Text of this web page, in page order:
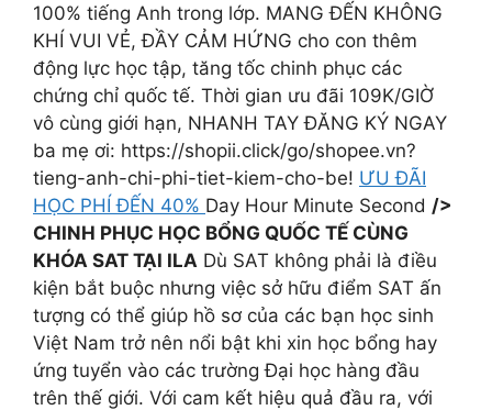
100% tiếng Anh trong lớp. MANG ĐẾN KHÔNG
KHÍ VUI VẺ, ĐẦY CẢM HỨNG cho con thêm
động lực học tập, tăng tốc chinh phục các
chứng chỉ quốc tế. Thời gian ưu đãi 109K/GIỜ
vô cùng giới hạn, NHANH TAY ĐĂNG KÝ NGAY
ba mẹ ơi: https://shopii.click/go/shopee.vn?
tieng-anh-chi-phi-tiet-kiem-cho-be! ƯU ĐÃI
HỌC PHÍ ĐẾN 40% Day Hour Minute Second />
CHINH PHỤC HỌC BỔNG QUỐC TẾ CÙNG
KHÓA SAT TẠI ILA Dù SAT không phải là điều
kiện bắt buộc nhưng việc sở hữu điểm SAT ấn
tượng có thể giúp hồ sơ của các bạn học sinh
Việt Nam trở nên nổi bật khi xin học bổng hay
ứng tuyển vào các trường Đại học hàng đầu
trên thế giới. Với cam kết hiệu quả đầu ra, với